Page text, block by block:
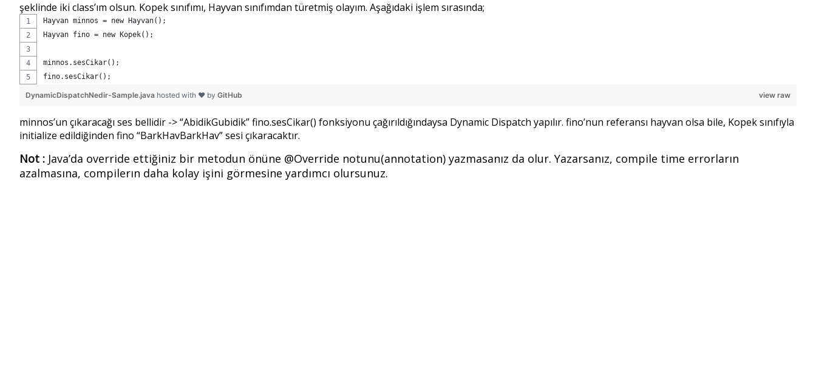
şeklinde iki class’ım olsun. Kopek sınıfımı, Hayvan sınıfımdan türetmiş olayım. Aşağıdaki işlem sırasında;
Hayvan minnos = new Hayvan();
Hayvan fino = new Kopek();
minnos.sesCikar();
fino.sesCikar();
view raw
DynamicDispatchNedir-Sample.java hosted with ❤ by GitHub
minnos’un çıkaracağı ses bellidir -> “AbidikGubidik” fino.sesCikar() fonksiyonu çağırıldığındaysa Dynamic Dispatch yapılır. fino’nun referansı hayvan olsa bile, Kopek sınıfıyla
initialize edildiğinden fino “BarkHavBarkHav” sesi çıkaracaktır.
Not : Java’da override ettiğiniz bir metodun önüne @Override notunu(annotation) yazmasanız da olur. Yazarsanız, compile time errorların
azalmasına, compilerın daha kolay işini görmesine yardımcı olursunuz.